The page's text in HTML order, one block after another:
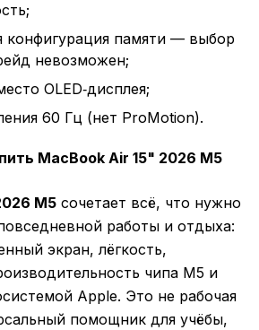
конфигурация памяти — выбор
невозможен;
OLED‑дисплея;
60 Гц (нет ProMotion).
MacBook Air 15" 2026 M5
M5 сочетает всё, что нужно
работы и отдыха:
экран, лёгкость,
чипа M5 и
Apple. Это не рабочая
помощник для учёбы,